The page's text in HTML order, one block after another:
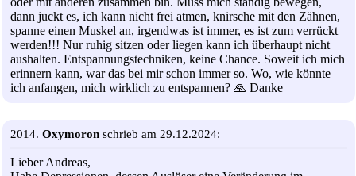
dann juckt es, ich kann nicht frei atmen, knirsche mit den Zähnen,
spanne einen Muskel an, irgendwas ist immer, es ist zum verrückt
werden!!! Nur ruhig sitzen oder liegen kann ich überhaupt nicht
aushalten. Entspannungstechniken, keine Chance. Soweit ich mich
erinnern kann, war das bei mir schon immer so. Wo, wie könnte
ich anfangen, mich wirklich zu entspannen? 🙏 Danke
2014. Oxymoron schrieb am 29.12.2024:
Lieber Andreas,